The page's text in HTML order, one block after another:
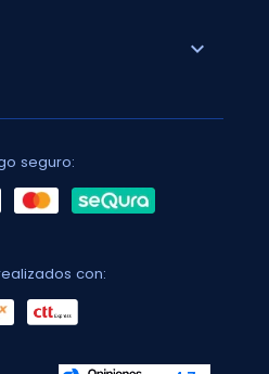
expand_more
seguro:
con: